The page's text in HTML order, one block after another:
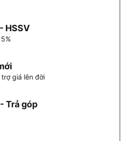
HSSV
giá lên đời
Trả góp